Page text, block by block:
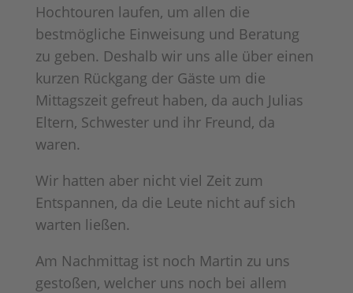
Hochtouren laufen, um allen die
bestmögliche Einweisung und Beratung
zu geben. Deshalb wir uns alle über einen
kurzen Rückgang der Gäste um die
Mittagszeit gefreut haben, da auch Julias
Eltern, Schwester und ihr Freund, da
waren.
Wir hatten aber nicht viel Zeit zum
Entspannen, da die Leute nicht auf sich
warten ließen.
Am Nachmittag ist noch Martin zu uns
gestoßen, welcher uns noch bei allem